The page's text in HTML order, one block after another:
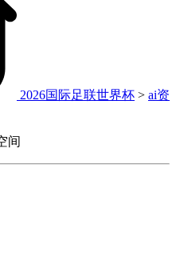
2026国际足联世界杯 > ai资
间